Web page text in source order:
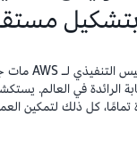
الرائدة في العالم.
كل ذلك لتمكين